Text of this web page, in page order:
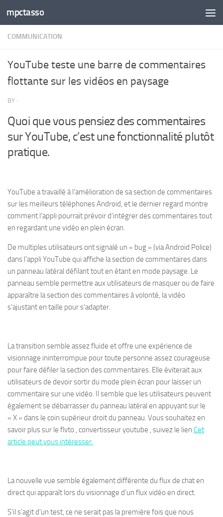
Skip to content
mpctasso
COMMUNICATION
YouTube teste une barre de commentaires
flottante sur les vidéos en paysage
BY ·
Quoi que vous pensiez des commentaires
sur YouTube, c’est une fonctionnalité plutôt
pratique.
YouTube a travaillé à l’amélioration de sa section de commentaires
sur les meilleurs téléphones Android, et le dernier regard montre
comment l’appli pourrait prévoir d’intégrer des commentaires tout
en regardant une vidéo en plein écran.
De multiples utilisateurs ont signalé un « bug » (viaAndroid Police)
dans l’appli YouTube qui affiche la section de commentaires dans
un panneau latéral défilant tout en étant en mode paysage. Le
panneau semble permettre aux utilisateurs de masquer ou de faire
apparaître la section des commentaires à volonté, la vidéo
s’ajustant en taille pour s’adapter.
La transition semble assez fluide et offre une expérience de
visionnage ininterrompue pour toute personne assez courageuse
pour faire défiler la section des commentaires. Elle éviterait aux
utilisateurs de devoir sortir du mode plein écran pour laisser un
commentaire sur une vidéo. Il semble que les utilisateurs peuvent
également se débarrasser du panneau latéral en appuyant sur le
« X » dans le coin supérieur droit du panneau. Vous souhaitez en
savoir plus sur le flvto , convertisseur youtube , suivez le lien.Cet
article peut vous intéresser.
La nouvelle vue semble également différente du flux de chat en
direct qui apparaît lors du visionnage d’un flux vidéo en direct.
S’il s’agit d’un test, ce ne serait pas la première fois que nous